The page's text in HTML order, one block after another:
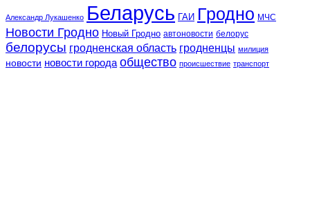
Александр Лукашенко Беларусь ГАИ Гродно МЧС
Новости Гродно Новый Гродно автоновости белорус
белорусы гродненская область гродненцы милиция
новости новости города общество происшествие транспорт